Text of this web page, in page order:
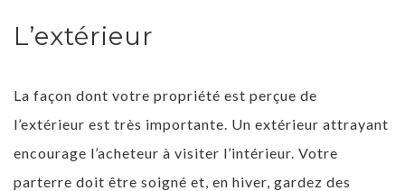
L’extérieur
La façon dont votre propriété est perçue de
l’extérieur est très importante. Un extérieur attrayant
encourage l’acheteur à visiter l’intérieur. Votre
parterre doit être soigné et, en hiver, gardez des